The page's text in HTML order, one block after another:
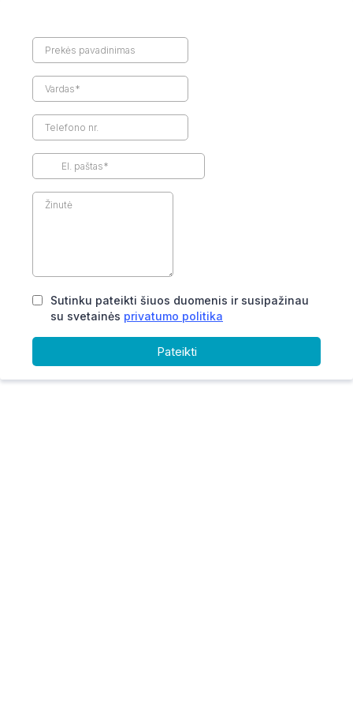
Sutinku pateikti šiuos duomenis ir susipažinau
su svetainės privatumo politika
Pateikti